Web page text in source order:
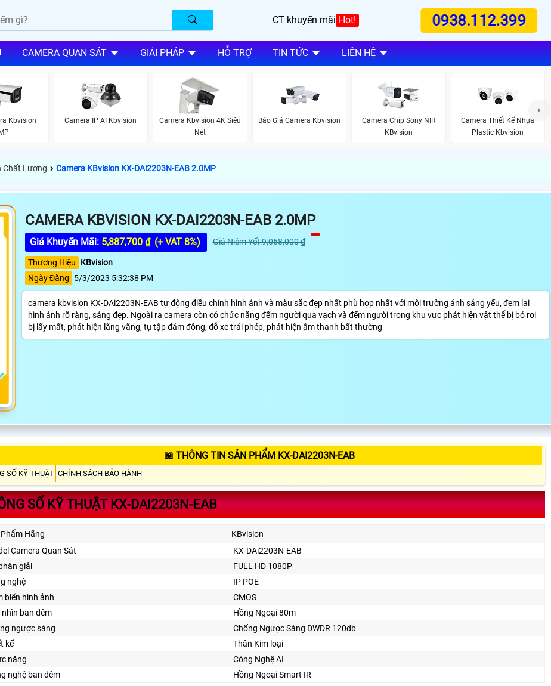
CT khuyến mãi Hot! 0938.112.399
CAMERA QUAN SÁT GIẢI PHÁP HỖ TRỢ TIN TỨC LIÊN HỆ
Kbvision
Camera IP AI Kbvision
Camera Kbvision 4K Siêu
Nét
Báo Giá Camera Kbvision
Camera Chip Sony NIR
KBvision
Camera Thiết Kế Nhựa
Plastic Kbvision
Chất Lượng › Camera KBvision KX-DAi2203N-EAB 2.0MP
CAMERA KBVISION KX-DAI2203N-EAB 2.0MP
Giá Khuyến Mãi: 5,887,700 ₫ (+ VAT 8%) Giá Niêm Yết:9,058,000 ₫
Thương Hiệu
KBvision
Ngày Đăng
5/3/2023 5:32:38 PM
camera kbvision KX-DAi2203N-EAB tự động điều chỉnh hình ảnh và màu sắc đẹp nhất phù hợp nhất với môi trường ánh sáng yếu, đem lại
hình ảnh rõ ràng, sáng đẹp. Ngoài ra camera còn có chức năng đếm người qua vạch và đếm người trong khu vực phát hiện vật thể bị bỏ rơi
bị lấy mất, phát hiện lãng vãng, tụ tập đám đông, đỗ xe trái phép, phát hiện âm thanh bất thường
📖 THÔNG TIN SẢN PHẨM KX-DAI2203N-EAB
SỐ KỸ THUẬT CHÍNH SÁCH BẢO HÀNH
SỐ KỸ THUẬT KX-DAI2203N-EAB
Hãng
KBvision
Camera Quan Sát
KX-DAi2203N-EAB
giải
FULL HD 1080P
nghệ
IP POE
biến hình ảnh
CMOS
nhìn ban đêm
Hồng Ngoại 80m
ngược sáng
Chống Ngược Sáng DWDR 120db
kế
Thân Kim loại
năng
Công Nghệ AI
nghệ ban đêm
Hồng Ngoại Smart IR